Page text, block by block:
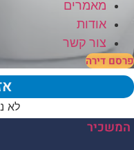
מאמרים
אודות
צור קשר
פרסם דירה
לא
המשכיר